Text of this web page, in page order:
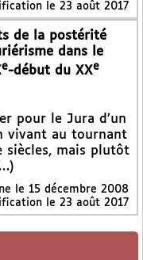
le 23 août 2017
de la postérité
dans le
e-début du XXe
pour le Jura d’un
vivant au tournant
siècles, mais plutôt
le 15 décembre 2008
le 23 août 2017